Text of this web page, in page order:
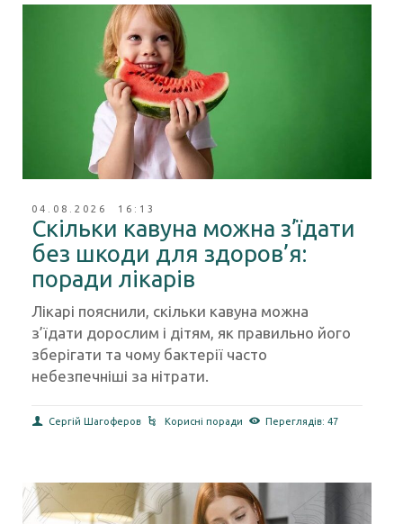
04.08.2026 16:13
Скільки кавуна можна з’їдати
без шкоди для здоров’я:
поради лікарів
Лікарі пояснили, скільки кавуна можна
з’їдати дорослим і дітям, як правильно його
зберігати та чому бактерії часто
небезпечніші за нітрати.